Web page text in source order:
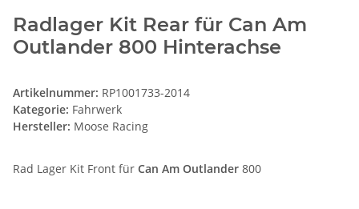
Radlager Kit Rear für Can Am
Outlander 800 Hinterachse
Artikelnummer: RP1001733-2014
Kategorie: Fahrwerk
Hersteller: Moose Racing
Rad Lager Kit Front für Can Am Outlander 800